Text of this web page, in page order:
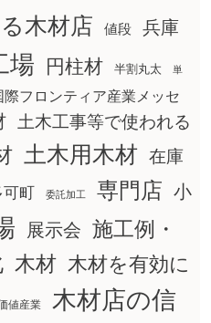
木材店 値段
兵庫
場 円柱材 半割丸太 単
際フロンティア産業メッセ
土木工事等で使われる
土木用木材 在庫
可町 委託加工 専門店 小
展示会 施工例・
木材 木材を有効に
値産業
木材店の信